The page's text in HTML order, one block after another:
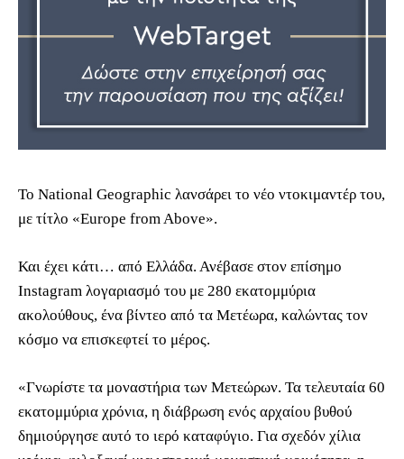
Το National Geographic λανσάρει το νέο ντοκιμαντέρ του,
με τίτλο «Europe from Above».
Και έχει κάτι… από Ελλάδα. Ανέβασε στον επίσημο
Instagram λογαριασμό του με 280 εκατομμύρια
ακολούθους, ένα βίντεο από τα Μετέωρα, καλώντας τον
κόσμο να επισκεφτεί το μέρος.
«Γνωρίστε τα μοναστήρια των Μετεώρων. Τα τελευταία 60
εκατομμύρια χρόνια, η διάβρωση ενός αρχαίου βυθού
δημιούργησε αυτό το ιερό καταφύγιο. Για σχεδόν χίλια